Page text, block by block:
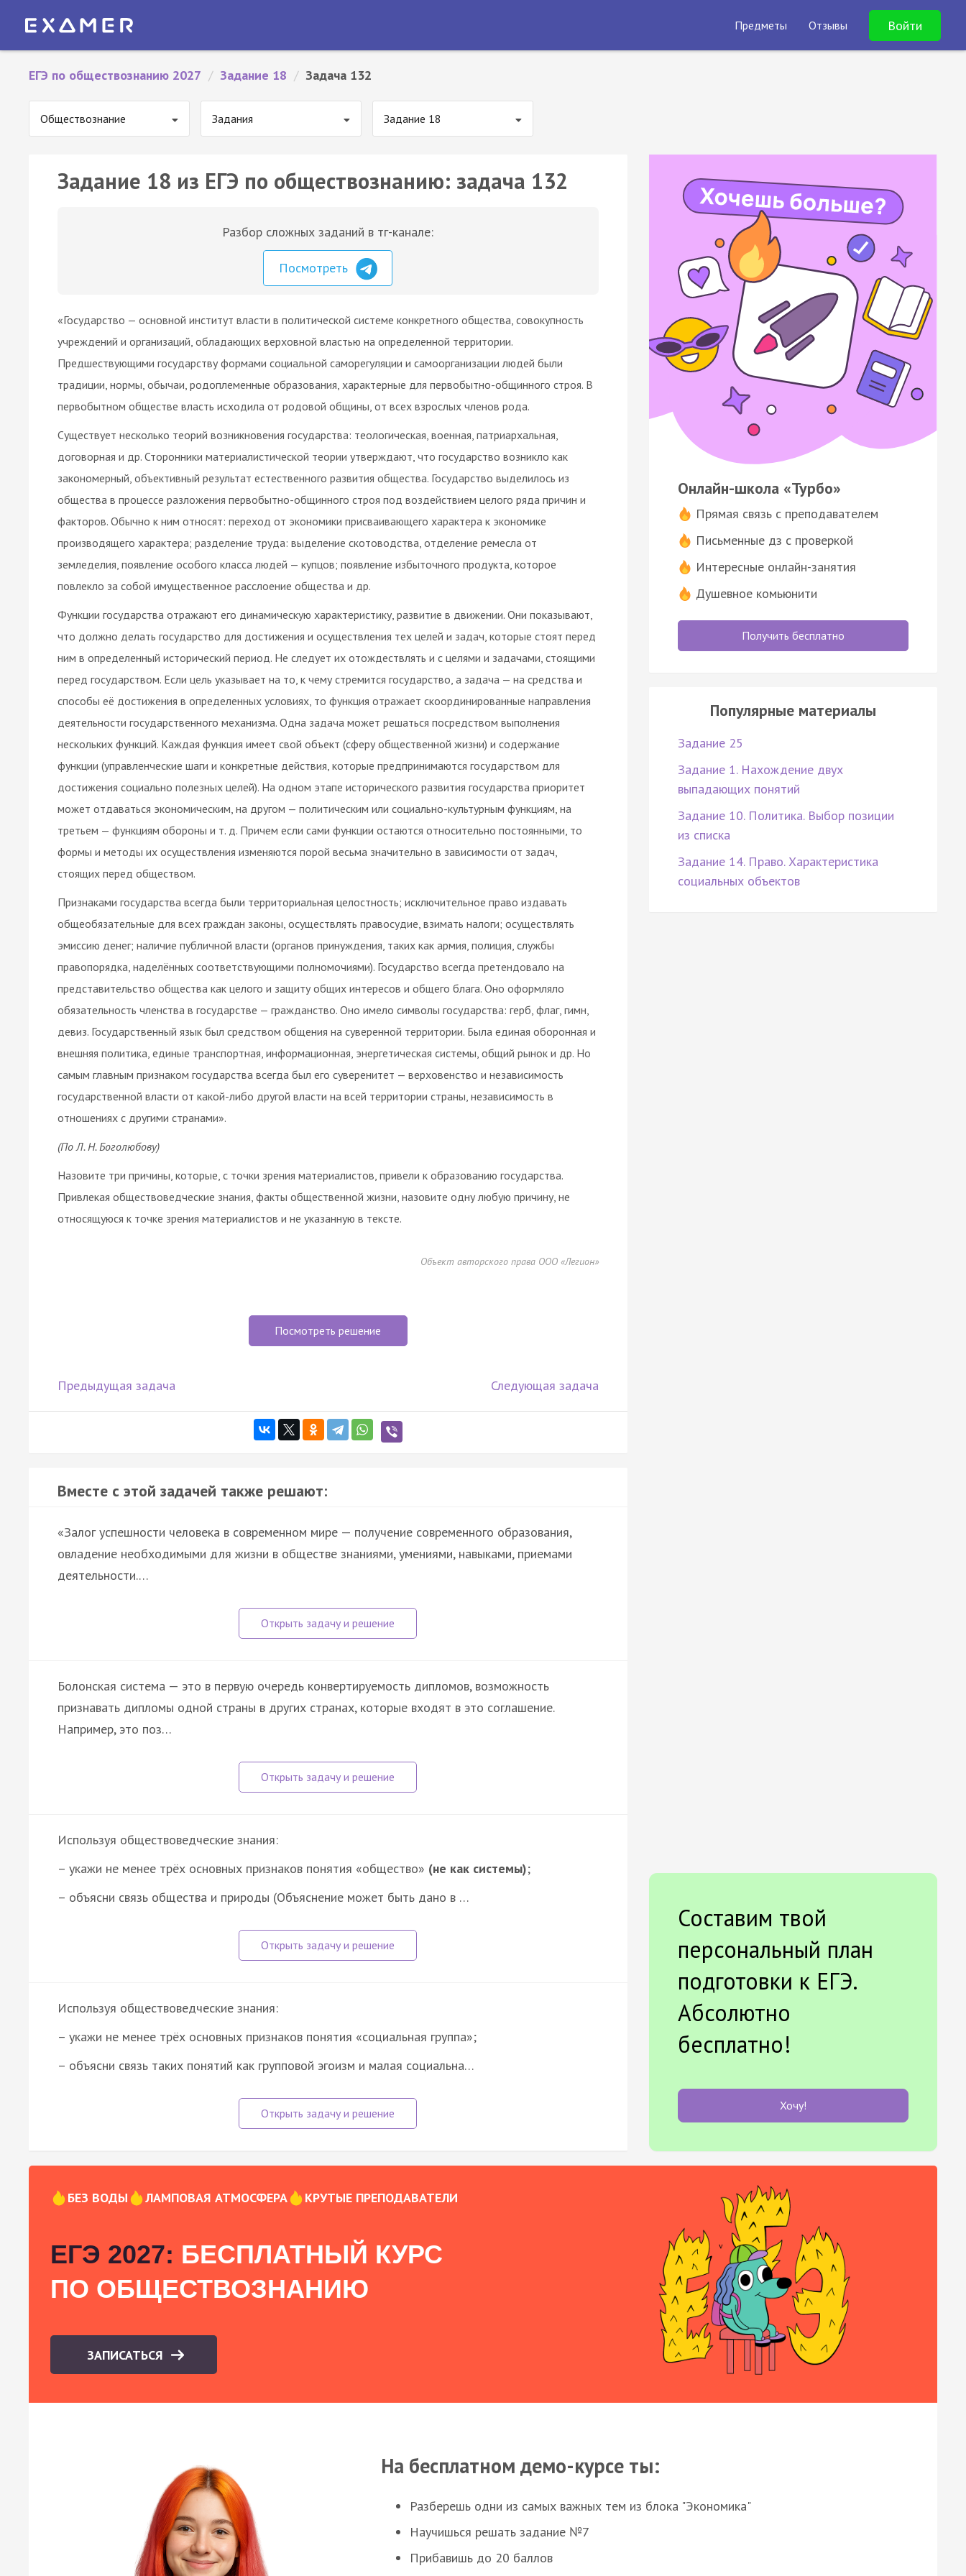
Предметы Отзывы Войти
ЕГЭ по обществознанию 2027 / Задание 18 / Задача 132
Обществознание Задания Задание 18
Задание 18 из ЕГЭ по обществознанию: задача 132
Разбор сложных заданий в тг-канале:
Посмотреть
«Государство — основной институт власти в политической системе конкретного общества, совокупность
учреждений и организаций, обладающих верховной властью на определенной территории.
Предшествующими государству формами социальной саморегуляции и самоорганизации людей были
традиции, нормы, обычаи, родоплеменные образования, характерные для первобытно-общинного строя. В
первобытном обществе власть исходила от родовой общины, от всех взрослых членов рода.
Существует несколько теорий возникновения государства: теологическая, военная, патриархальная,
договорная и др. Сторонники материалистической теории утверждают, что государство возникло как
закономерный, объективный результат естественного развития общества. Государство выделилось из
общества в процессе разложения первобытно-общинного строя под воздействием целого ряда причин и
факторов. Обычно к ним относят: переход от экономики присваивающего характера к экономике
производящего характера; разделение труда: выделение скотоводства, отделение ремесла от
земледелия, появление особого класса людей — купцов; появление избыточного продукта, которое
повлекло за собой имущественное расслоение общества и др.
Функции государства отражают его динамическую характеристику, развитие в движении. Они показывают,
что должно делать государство для достижения и осуществления тех целей и задач, которые стоят перед
ним в определенный исторический период. Не следует их отождествлять и с целями и задачами, стоящими
перед государством. Если цель указывает на то, к чему стремится государство, а задача — на средства и
способы её достижения в определенных условиях, то функция отражает скоординированные направления
деятельности государственного механизма. Одна задача может решаться посредством выполнения
нескольких функций. Каждая функция имеет свой объект (сферу общественной жизни) и содержание
функции (управленческие шаги и конкретные действия, которые предпринимаются государством для
достижения социально полезных целей). На одном этапе исторического развития государства приоритет
может отдаваться экономическим, на другом — политическим или социально-культурным функциям, на
третьем — функциям обороны и т. д. Причем если сами функции остаются относительно постоянными, то
формы и методы их осуществления изменяются порой весьма значительно в зависимости от задач,
стоящих перед обществом.
Признаками государства всегда были территориальная целостность; исключительное право издавать
общеобязательные для всех граждан законы, осуществлять правосудие, взимать налоги; осуществлять
эмиссию денег; наличие публичной власти (органов принуждения, таких как армия, полиция, службы
правопорядка, наделённых соответствующими полномочиями). Государство всегда претендовало на
представительство общества как целого и защиту общих интересов и общего блага. Оно оформляло
обязательность членства в государстве — гражданство. Оно имело символы государства: герб, флаг, гимн,
девиз. Государственный язык был средством общения на суверенной территории. Была единая оборонная и
внешняя политика, единые транспортная, информационная, энергетическая системы, общий рынок и др. Но
самым главным признаком государства всегда был его суверенитет — верховенство и независимость
государственной власти от какой-либо другой власти на всей территории страны, независимость в
отношениях с другими странами».
(По Л. Н. Боголюбову)
Назовите три причины, которые, с точки зрения материалистов, привели к образованию государства.
Привлекая обществоведческие знания, факты общественной жизни, назовите одну любую причину, не
относящуюся к точке зрения материалистов и не указанную в тексте.
Объект авторского права ООО «Легион»
Посмотреть решение
Предыдущая задача Следующая задача
Вместе с этой задачей также решают:
«Залог успешности человека в современном мире — получение современного образования,
овладение необходимыми для жизни в обществе знаниями, умениями, навыками, приемами
деятельности.…
Болонская система — это в первую очередь конвертируемость дипломов, возможность
признавать дипломы одной страны в других странах, которые входят в это соглашение.
Например, это поз…
Используя обществоведческие знания:
– укажи не менее трёх основных признаков понятия «общество» (не как системы);
– объясни связь общества и природы (Объяснение может быть дано в …
Используя обществоведческие знания:
– укажи не менее трёх основных признаков понятия «социальная группа»;
– объясни связь таких понятий как групповой эгоизм и малая социальна…
Онлайн-школа «Турбо»
Прямая связь с преподавателем
Письменные дз с проверкой
Интересные онлайн-занятия
Душевное комьюнити
Получить бесплатно
Популярные материалы
Задание 25
Задание 1. Нахождение двух
выпадающих понятий
Задание 10. Политика. Выбор позиции
из списка
Задание 14. Право. Характеристика
социальных объектов
Составим твой
персональный план
подготовки к ЕГЭ.
Абсолютно
бесплатно!
Хочу!
БЕЗ ВОДЫ ЛАМПОВАЯ АТМОСФЕРА КРУТЫЕ ПРЕПОДАВАТЕЛИ
ЕГЭ 2027: БЕСПЛАТНЫЙ КУРС
ПО ОБЩЕСТВОЗНАНИЮ
ЗАПИСАТЬСЯ
На бесплатном демо-курсе ты:
Разберешь одни из самых важных тем из блока "Экономика"
Научишься решать задание №7
Прибавишь до 20 баллов